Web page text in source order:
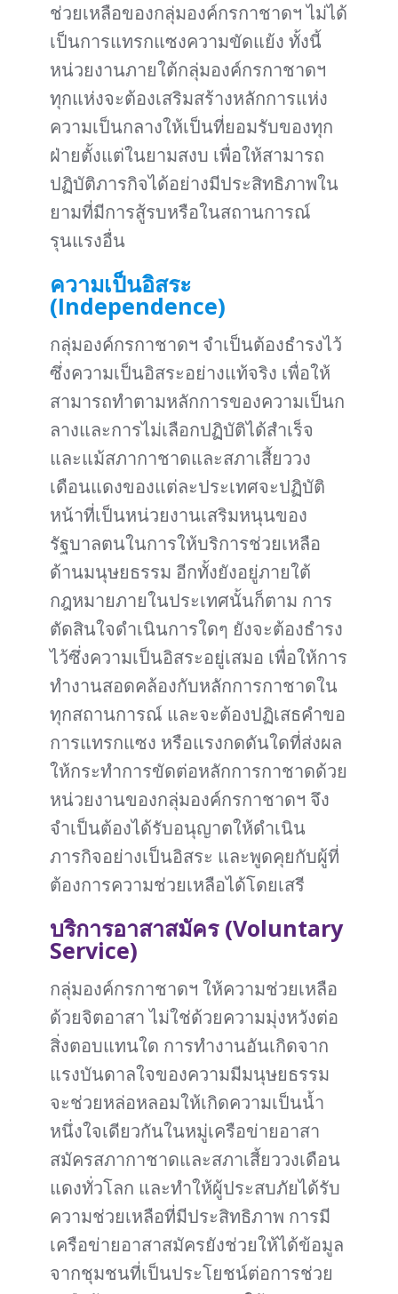
ช่วยเหลือของกลุ่มองค์กรกาชาดฯ ไม่ได้
เป็นการแทรกแซงความขัดแย้ง ทั้งนี้
หน่วยงานภายใต้กลุ่มองค์กรกาชาดฯ
ทุกแห่งจะต้องเสริมสร้างหลักการแห่ง
ความเป็นกลางให้เป็นที่ยอมรับของทุก
ฝ่ายตั้งแต่ในยามสงบ เพื่อให้สามารถ
ปฏิบัติภารกิจได้อย่างมีประสิทธิภาพใน
ยามที่มีการสู้รบหรือในสถานการณ์
รุนแรงอื่น
ความเป็นอิสระ
(Independence)
กลุ่มองค์กรกาชาดฯ จำเป็นต้องธำรงไว้
ซึ่งความเป็นอิสระอย่างแท้จริง เพื่อให้
สามารถทำตามหลักการของความเป็นก
ลางและการไม่เลือกปฏิบัติได้สำเร็จ
และแม้สภากาชาดและสภาเสี้ยววง
เดือนแดงของแต่ละประเทศจะปฏิบัติ
หน้าที่เป็นหน่วยงานเสริมหนุนของ
รัฐบาลตนในการให้บริการช่วยเหลือ
ด้านมนุษยธรรม อีกทั้งยังอยู่ภายใต้
กฎหมายภายในประเทศนั้นก็ตาม การ
ตัดสินใจดำเนินการใดๆ ยังจะต้องธำรง
ไว้ซึ่งความเป็นอิสระอยู่เสมอ เพื่อให้การ
ทำงานสอดคล้องกับหลักการกาชาดใน
ทุกสถานการณ์ และจะต้องปฏิเสธคำขอ
การแทรกแซง หรือแรงกดดันใดที่ส่งผล
ให้กระทำการขัดต่อหลักการกาชาดด้วย
หน่วยงานของกลุ่มองค์กรกาชาดฯ จึง
จำเป็นต้องได้รับอนุญาตให้ดำเนิน
ภารกิจอย่างเป็นอิสระ และพูดคุยกับผู้ที่
ต้องการความช่วยเหลือได้โดยเสรี
บริการอาสาสมัคร (Voluntary
Service)
กลุ่มองค์กรกาชาดฯ ให้ความช่วยเหลือ
ด้วยจิตอาสา ไม่ใช่ด้วยความมุ่งหวังต่อ
สิ่งตอบแทนใด การทำงานอันเกิดจาก
แรงบันดาลใจของความมีมนุษยธรรม
จะช่วยหล่อหลอมให้เกิดความเป็นน้ำ
หนึ่งใจเดียวกันในหมู่เครือข่ายอาสา
สมัครสภากาชาดและสภาเสี้ยววงเดือน
แดงทั่วโลก และทำให้ผู้ประสบภัยได้รับ
ความช่วยเหลือที่มีประสิทธิภาพ การมี
เครือข่ายอาสาสมัครยังช่วยให้ได้ข้อมูล
จากชุมชนที่เป็นประโยชน์ต่อการช่วย